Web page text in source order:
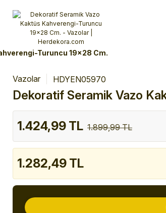
3 Taksit Fırsatı!İlk siparişinizi verin!
%10 Havale İndirimi
Şimdi Alışveriş yap!
Turuncu 19x28 Cm.
Vazolar HDYEN05970
Dekoratif Seramik Vazo
1.424,99 TL 1.899,99 TL
1.282,49 TL